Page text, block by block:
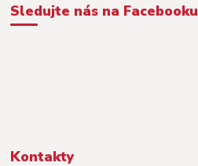
Sledujte nás na Facebooku
Kontakty